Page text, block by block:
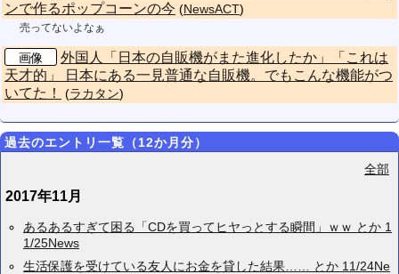
ンで作るポップコーンの今 (NewsACT)
売ってないよなぁ
画像
外国人「日本の自販機がまた進化したか」「これは
天才的」 日本にある一見普通な自販機。でもこんな機能がつ
いてた！
(ラカタン)
過去のエントリ一覧（12か月分）
全部
2017年11月
あるあるすぎて困る「CDを買ってヒヤっとする瞬間」ｗｗ とか 1
1/25News
生活保護を受けている友人にお金を貸した結果…… とか 11/24Ne